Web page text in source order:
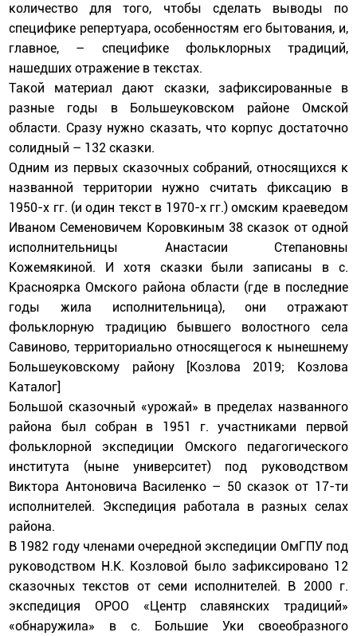
количество для того, чтобы сделать выводы по
специфике репертуара, особенностям его бытования, и,
главное, – специфике фольклорных традиций,
нашедших отражение в текстах.
Такой материал дают сказки, зафиксированные в
разные годы в Большеуковском районе Омской
области. Сразу нужно сказать, что корпус достаточно
солидный – 132 сказки.
Одним из первых сказочных собраний, относящихся к
названной территории нужно считать фиксацию в
1950-х гг. (и один текст в 1970-х гг.) омским краеведом
Иваном Семеновичем Коровкиным 38 сказок от одной
исполнительницы Анастасии Степановны
Кожемякиной. И хотя сказки были записаны в с.
Красноярка Омского района области (где в последние
годы жила исполнительница), они отражают
фольклорную традицию бывшего волостного села
Савиново, территориально относящегося к нынешнему
Большеуковскому району [Козлова 2019; Козлова
Каталог]
Большой сказочный «урожай» в пределах названного
района был собран в 1951 г. участниками первой
фольклорной экспедиции Омского педагогического
института (ныне университет) под руководством
Виктора Антоновича Василенко – 50 сказок от 17-ти
исполнителей. Экспедиция работала в разных селах
района.
В 1982 году членами очередной экспедиции ОмГПУ под
руководством Н.К. Козловой было зафиксировано 12
сказочных текстов от семи исполнителей. В 2000 г.
экспедиция ОРОО «Центр славянских традиций»
«обнаружила» в с. Большие Уки своеобразного